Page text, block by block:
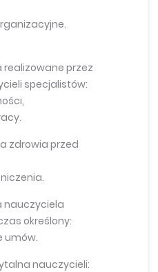
przez
specjalistów:
zdrowia przed
nauczyciela
określony:
umów.
nauczycieli: